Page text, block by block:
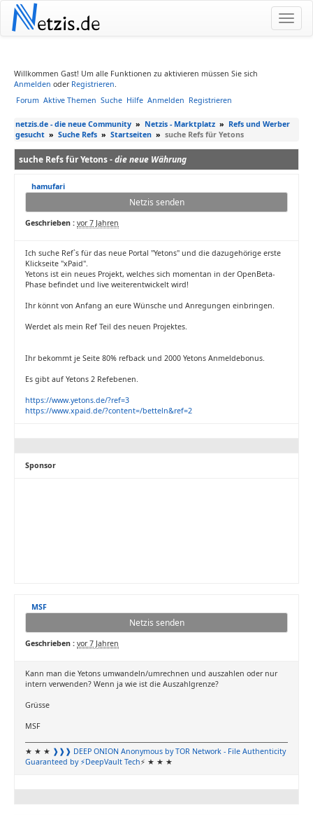
Netzis.de
Willkommen Gast! Um alle Funktionen zu aktivieren müssen Sie sich
Anmelden oder Registrieren.
Forum Aktive Themen Suche Hilfe Anmelden Registrieren
netzis.de - die neue Community » Netzis - Marktplatz » Refs und Werber
gesucht » Suche Refs » Startseiten » suche Refs für Yetons
suche Refs für Yetons -die neue Währung
hamufari
Netzis senden
Geschrieben : vor 7 Jahren
Ich suche Ref`s für das neue Portal "Yetons" und die dazugehörige erste
Klickseite "xPaid".
Yetons ist ein neues Projekt, welches sich momentan in der OpenBeta-
Phase befindet und live weiterentwickelt wird!
Ihr könnt von Anfang an eure Wünsche und Anregungen einbringen.
Werdet als mein Ref Teil des neuen Projektes.
Ihr bekommt je Seite 80% refback und 2000 Yetons Anmeldebonus.
Es gibt auf Yetons 2 Refebenen.
https://www.yetons.de/?ref=3
https://www.xpaid.de/?content=/betteln&ref=2
Sponsor
MSF
Netzis senden
Geschrieben : vor 7 Jahren
Kann man die Yetons umwandeln/umrechnen und auszahlen oder nur
intern verwenden? Wenn ja wie ist die Auszahlgrenze?
Grüsse
MSF
★ ★ ★ ❱❱❱ DEEP ONION Anonymous by TOR Network - File Authenticity
Guaranteed by ⚡DeepVault Tech⚡ ★ ★ ★